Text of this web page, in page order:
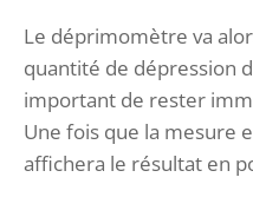
Le déprimomètre va
quantité de dépression
important de rester
Une fois que la mesure
affichera le résultat en